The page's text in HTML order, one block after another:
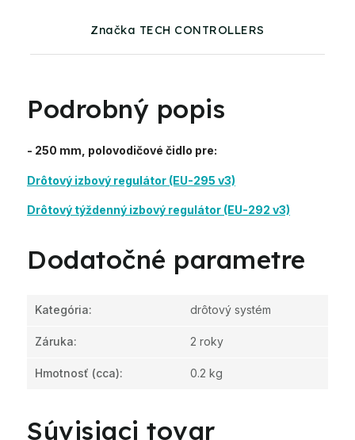
Značka TECH CONTROLLERS
Podrobný popis
- 250 mm, polovodičové čidlo pre:
Drôtový izbový regulátor (EU-295 v3)
Drôtový týždenný izbový regulátor (EU-292 v3)
Dodatočné parametre
Kategória: drôtový systém
Záruka: 2 roky
Hmotnosť (cca): 0.2 kg
Súvisiaci tovar